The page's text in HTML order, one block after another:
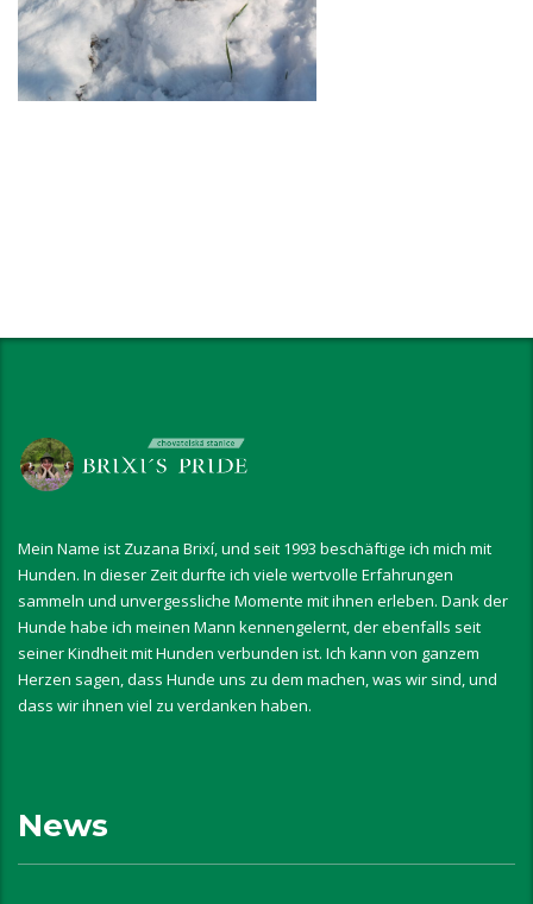
Mein Name ist Zuzana Brixí, und seit 1993 beschäftige ich mich mit
Hunden. In dieser Zeit durfte ich viele wertvolle Erfahrungen
sammeln und unvergessliche Momente mit ihnen erleben. Dank der
Hunde habe ich meinen Mann kennengelernt, der ebenfalls seit
seiner Kindheit mit Hunden verbunden ist. Ich kann von ganzem
Herzen sagen, dass Hunde uns zu dem machen, was wir sind, und
dass wir ihnen viel zu verdanken haben.
News